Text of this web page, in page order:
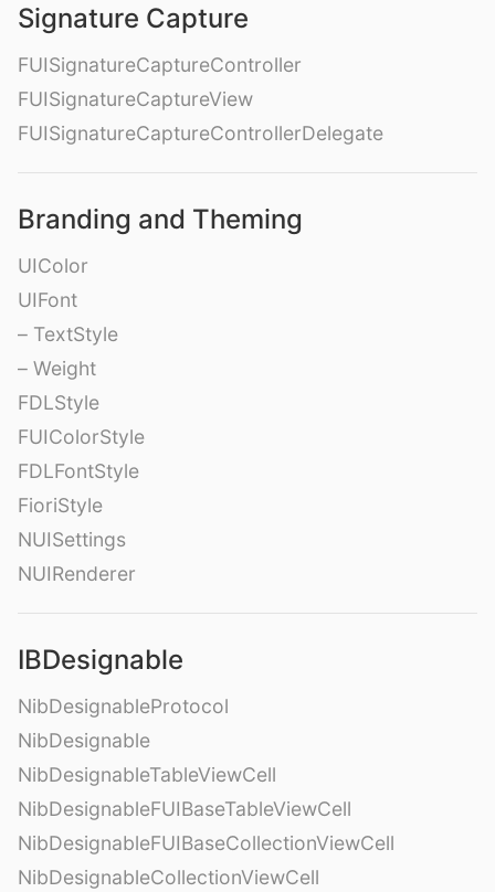
Signature Capture
FUISignatureCaptureController
FUISignatureCaptureView
FUISignatureCaptureControllerDelegate
Branding and Theming
UIColor
UIFont
– TextStyle
– Weight
FDLStyle
FUIColorStyle
FDLFontStyle
FioriStyle
NUISettings
NUIRenderer
IBDesignable
NibDesignableProtocol
NibDesignable
NibDesignableTableViewCell
NibDesignableFUIBaseTableViewCell
NibDesignableFUIBaseCollectionViewCell
NibDesignableCollectionViewCell